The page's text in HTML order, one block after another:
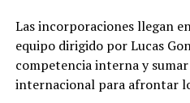
✍️Diego Jiménez, periodista
Internacional
La esposa del arquero
representa una
que entregan sus
Las incorporaciones llegan
equipo dirigido por Lucas
competencia interna y
internacional para afrontar